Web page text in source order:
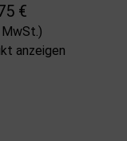
€
anzeigen